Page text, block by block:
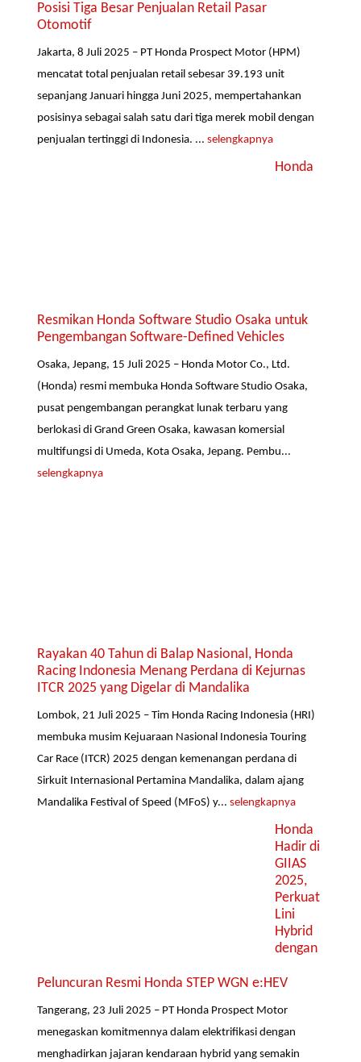
Posisi Tiga Besar Penjualan Retail Pasar
Otomotif
Jakarta, 8 Juli 2025 – PT Honda Prospect Motor (HPM)
mencatat total penjualan retail sebesar 39.193 unit
sepanjang Januari hingga Juni 2025, mempertahankan
posisinya sebagai salah satu dari tiga merek mobil dengan
penjualan tertinggi di Indonesia. ...selengkapnya
Honda
Resmikan Honda Software Studio Osaka untuk
Pengembangan Software-Defined Vehicles
Osaka, Jepang, 15 Juli 2025 – Honda Motor Co., Ltd.
(Honda) resmi membuka Honda Software Studio Osaka,
pusat pengembangan perangkat lunak terbaru yang
berlokasi di Grand Green Osaka, kawasan komersial
multifungsi di Umeda, Kota Osaka, Jepang. Pembu...
selengkapnya
Rayakan 40 Tahun di Balap Nasional, Honda
Racing Indonesia Menang Perdana di Kejurnas
ITCR 2025 yang Digelar di Mandalika
Lombok, 21 Juli 2025 – Tim Honda Racing Indonesia (HRI)
membuka musim Kejuaraan Nasional Indonesia Touring
Car Race (ITCR) 2025 dengan kemenangan perdana di
Sirkuit Internasional Pertamina Mandalika, dalam ajang
Mandalika Festival of Speed (MFoS) y...selengkapnya
Honda
Hadir di
GIIAS
2025,
Perkuat
Lini
Hybrid
dengan
Peluncuran Resmi Honda STEP WGN e:HEV
Tangerang, 23 Juli 2025 – PT Honda Prospect Motor
menegaskan komitmennya dalam elektrifikasi dengan
menghadirkan jajaran kendaraan hybrid yang semakin